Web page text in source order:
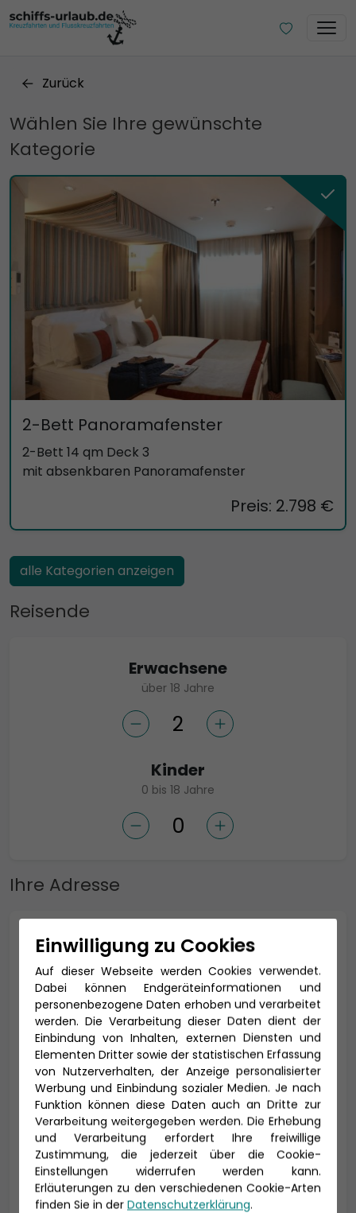
Zurück
Wählen Sie Ihre gewünschte
Kategorie
2-Bett Panoramafenster
2-Bett 14 qm Deck 3
mit absenkbaren Panoramafenster
Preis: 2.798 €
alle Kategorien anzeigen
Reisende
Erwachsene
über 18 Jahre
Kinder
0 bis 18 Jahre
Ihre Adresse
Anrede *
Titel
Vorname * Nachname *
E-Mail *
Einwilligung zu Cookies
Auf dieser Webseite werden Cookies verwendet.
Dabei können Endgeräteinformationen und
personenbezogene Daten erhoben und verarbeitet
werden. Die Verarbeitung dieser Daten dient der
Einbindung von Inhalten, externen Diensten und
Elementen Dritter sowie der statistischen Erfassung
von Nutzerverhalten, der Anzeige personalisierter
Werbung und Einbindung sozialer Medien. Je nach
Funktion können diese Daten auch an Dritte zur
Verarbeitung weitergegeben werden. Die Erhebung
und Verarbeitung erfordert Ihre freiwillige
Zustimmung, die jederzeit über die Cookie-
Einstellungen widerrufen werden kann.
Erläuterungen zu den verschiedenen Cookie-Arten
finden Sie in der Datenschutzerklärung.